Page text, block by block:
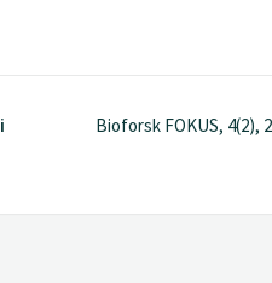
Bioforsk FOKUS, 4(2),